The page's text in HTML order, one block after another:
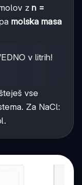
zn =
molska masa
v litrih!
vse
Za NaCl: